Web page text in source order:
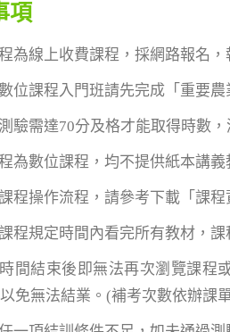
項
為線上收費課程，採網路報名
位課程入門班請先完成「重要
驗需達70分及格才能取得時數
為數位課程，均不提供紙本講義
程操作流程，請參考下載「課
程規定時間內看完所有教材，課
間結束後即無法再次瀏覽課程
免無法結業。(補考次數依辦課